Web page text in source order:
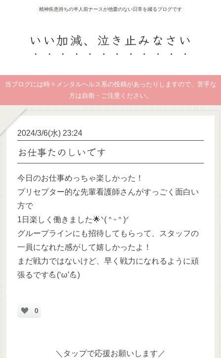
精神疾患持ちの半人前ナースが他愛のない日常を綴るブログです
いい加減、泣き止みなさい
当ブログには時々メンタルヘルス系の投稿があったりしますので、苦手な
方は自衛・ご注意ください。
2024/3/6(水) 23:24
お仕事たのしいです
今日のお仕事めっちゃ楽しかった！
プリセプター的な先輩看護師さんがすっごく面白い
方で
1日楽しく働きました🌟ᐠ( ᐢ ᵕ ᐢ )ᐟ
グループラインにも招待してもらって、スタッフの
一員になれた感がして嬉しかったよ！
まだ戦力ではないけど、早く戦力になれるように頑
張るです💪(‘ω’💪)
0
＼タップで応援お願いします／